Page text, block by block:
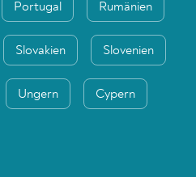
Portugal Rumänien
Slovakien Slovenien
Ungern Cypern